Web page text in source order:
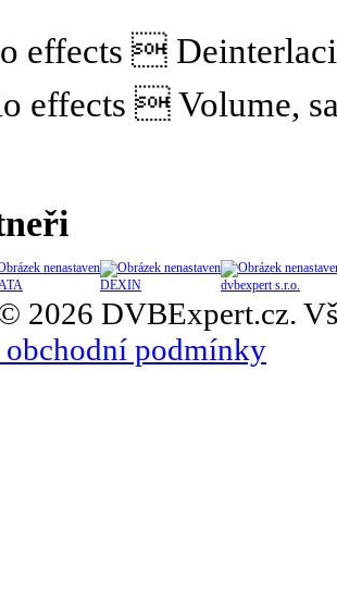
effects 
effects  Volume,
DEXIN dvbexpert s.r.o.
2026 DVBExpert.cz.
obchodní podmínky